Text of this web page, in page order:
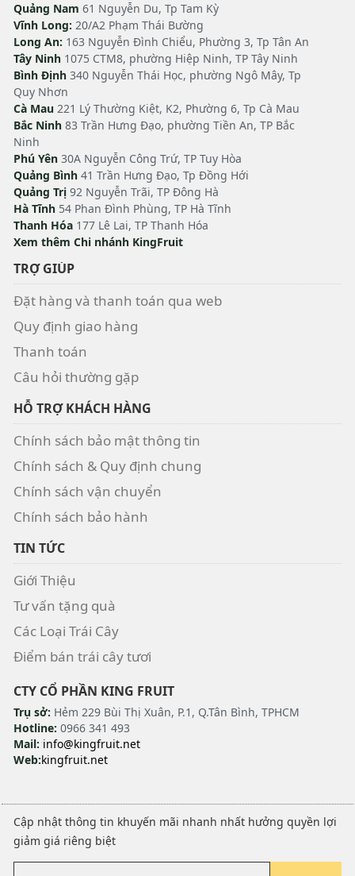
Quảng Nam 61 Nguyễn Du, Tp Tam Kỳ
Vĩnh Long: 20/A2 Phạm Thái Bường
Long An: 163 Nguyễn Đình Chiểu, Phường 3, Tp Tân An
Tây Ninh 1075 CTM8, phường Hiệp Ninh, TP Tây Ninh
Bình Định 340 Nguyễn Thái Học, phường Ngô Mây, Tp
Quy Nhơn
Cà Mau 221 Lý Thường Kiệt, K2, Phường 6, Tp Cà Mau
Bắc Ninh 83 Trần Hưng Đạo, phường Tiền An, TP Bắc
Ninh
Phú Yên 30A Nguyễn Công Trứ, TP Tuy Hòa
Quảng Bình 41 Trần Hưng Đạo, Tp Đồng Hới
Quảng Trị 92 Nguyễn Trãi, TP Đông Hà
Hà Tĩnh 54 Phan Đình Phùng, TP Hà Tĩnh
Thanh Hóa 177 Lê Lai, TP Thanh Hóa
Xem thêm Chi nhánh KingFruit
TRỢ GIÚP
Đặt hàng và thanh toán qua web
Quy định giao hàng
Thanh toán
Câu hỏi thường gặp
HỖ TRỢ KHÁCH HÀNG
Chính sách bảo mật thông tin
Chính sách & Quy định chung
Chính sách vận chuyển
Chính sách bảo hành
TIN TỨC
Giới Thiệu
Tư vấn tặng quà
Các Loại Trái Cây
Điểm bán trái cây tươi
CTY CỔ PHẦN KING FRUIT
Trụ sở: Hẻm 229 Bùi Thị Xuân, P.1, Q.Tân Bình, TPHCM
Hotline: 0966 341 493
Mail: info@kingfruit.net
Web:kingfruit.net
Cập nhật thông tin khuyến mãi nhanh nhất hưởng quyền lợi
giảm giá riêng biệt